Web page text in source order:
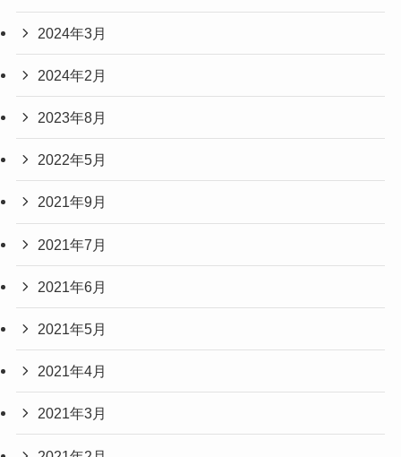
2024年3月
2024年2月
2023年8月
2022年5月
2021年9月
2021年7月
2021年6月
2021年5月
2021年4月
2021年3月